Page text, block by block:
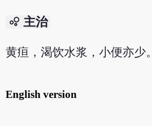
bubble_chart 主治
黄疸，渴饮水浆，小便亦少。
English version